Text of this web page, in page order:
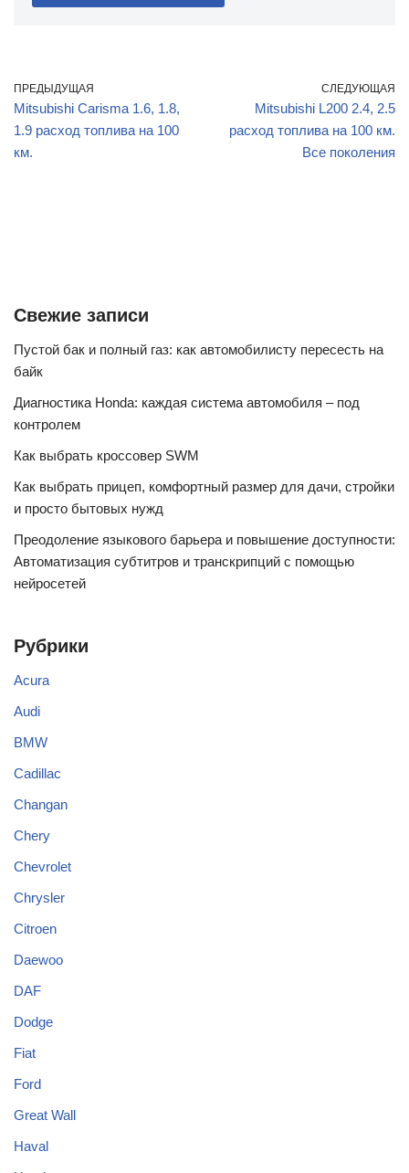
ПРЕДЫДУЩАЯ
Mitsubishi Carisma 1.6, 1.8,
1.9 расход топлива на 100
км.
СЛЕДУЮЩАЯ
Mitsubishi L200 2.4, 2.5
расход топлива на 100 км.
Все поколения
Свежие записи
Пустой бак и полный газ: как автомобилисту пересесть на
байк
Диагностика Honda: каждая система автомобиля – под
контролем
Как выбрать кроссовер SWM
Как выбрать прицеп, комфортный размер для дачи, стройки
и просто бытовых нужд
Преодоление языкового барьера и повышение доступности:
Автоматизация субтитров и транскрипций с помощью
нейросетей
Рубрики
Acura
Audi
BMW
Cadillac
Changan
Chery
Chevrolet
Chrysler
Citroen
Daewoo
DAF
Dodge
Fiat
Ford
Great Wall
Haval